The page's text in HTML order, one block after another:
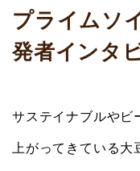
プライムソ
発者インタ
サステイナブルやビ
上がってきている